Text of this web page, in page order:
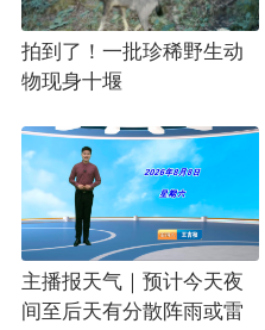
拍到了！一批珍稀野生动
物现身十堰
主播报天气｜预计今天夜
间至后天有分散阵雨或雷